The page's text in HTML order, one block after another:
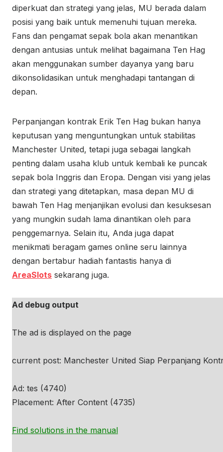
diperkuat dan strategi yang jelas, MU berada dalam
posisi yang baik untuk memenuhi tujuan mereka.
Fans dan pengamat sepak bola akan menantikan
dengan antusias untuk melihat bagaimana Ten Hag
akan menggunakan sumber dayanya yang baru
dikonsolidasikan untuk menghadapi tantangan di
depan.
Perpanjangan kontrak Erik Ten Hag bukan hanya
keputusan yang menguntungkan untuk stabilitas
Manchester United, tetapi juga sebagai langkah
penting dalam usaha klub untuk kembali ke puncak
sepak bola Inggris dan Eropa. Dengan visi yang jelas
dan strategi yang ditetapkan, masa depan MU di
bawah Ten Hag menjanjikan evolusi dan kesuksesan
yang mungkin sudah lama dinantikan oleh para
penggemarnya. Selain itu, Anda juga dapat
menikmati beragam games online seru lainnya
dengan bertabur hadiah fantastis hanya di
AreaSlots sekarang juga.
Ad debug output
The ad is displayed on the page
current post: Manchester United Siap Perpanjang
Ad: tes (4740)
Placement: After Content (4735)
Find solutions in the manual